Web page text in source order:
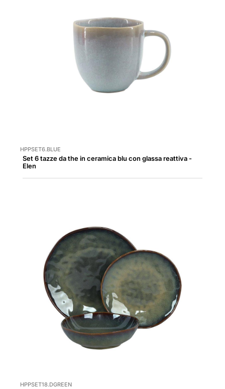
HPPSET6.BLUE
Set 6 tazze da the in ceramica blu con glassa reattiva -
Elen
HPPSET18.DGREEN